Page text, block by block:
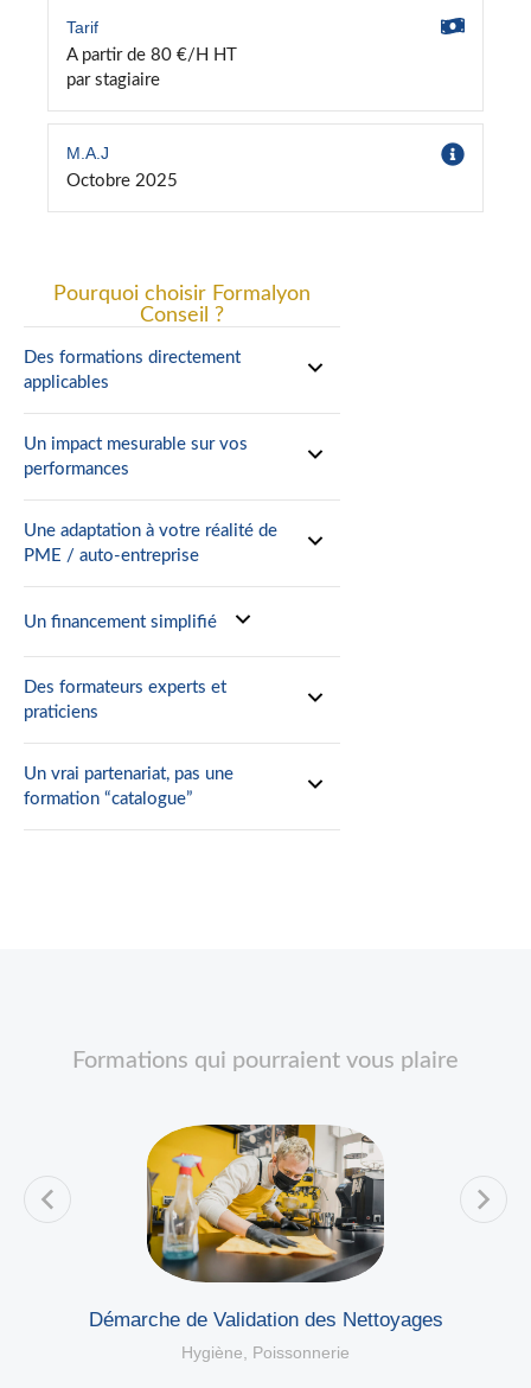
Tarif
A partir de 80 €/H HT
par stagiaire
M.A.J
Octobre 2025
Pourquoi choisir Formalyon
Conseil ?
Des formations directement
applicables
Un impact mesurable sur vos
performances
Une adaptation à votre réalité de
PME / auto-entreprise
Un financement simplifié
Des formateurs experts et
praticiens
Un vrai partenariat, pas une
formation “catalogue”
Formations qui pourraient vous plaire
Démarche de Validation des Nettoyages
Hygiène Poissonnerie